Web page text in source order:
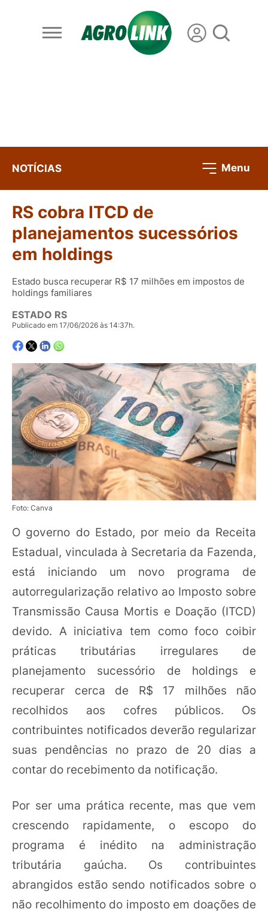
NOTÍCIAS Menu
RS cobra ITCD de
planejamentos sucessórios
em holdings
Estado busca recuperar R$ 17 milhões em impostos de
holdings familiares
ESTADO RS
Publicado em 17/06/2026 às 14:37h.
Foto: Canva
O governo do Estado, por meio da Receita
Estadual, vinculada à Secretaria da Fazenda,
está iniciando um novo programa de
autorregularização relativo ao Imposto sobre
Transmissão Causa Mortis e Doação (ITCD)
devido. A iniciativa tem como foco coibir
práticas tributárias irregulares de
planejamento sucessório de holdings e
recuperar cerca de R$ 17 milhões não
recolhidos aos cofres públicos. Os
contribuintes notificados deverão regularizar
suas pendências no prazo de 20 dias a
contar do recebimento da notificação.
Por ser uma prática recente, mas que vem
crescendo rapidamente, o escopo do
programa é inédito na administração
tributária gaúcha. Os contribuintes
abrangidos estão sendo notificados sobre o
não recolhimento do imposto em doações de